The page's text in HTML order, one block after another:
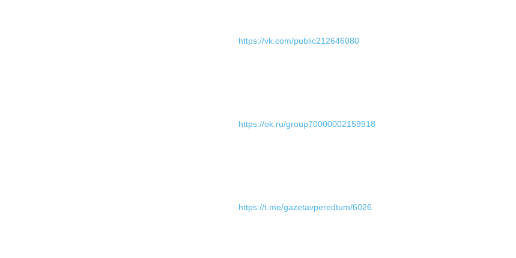
https://vk.com/public212646080
https://ok.ru/group70000002159918
https://t.me/gazetavperedtum/6026